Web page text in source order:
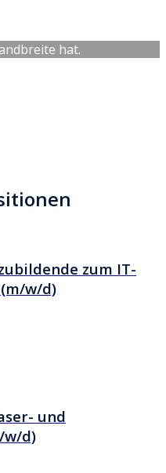
hat.
zum IT-
w/d)
und
w/d)